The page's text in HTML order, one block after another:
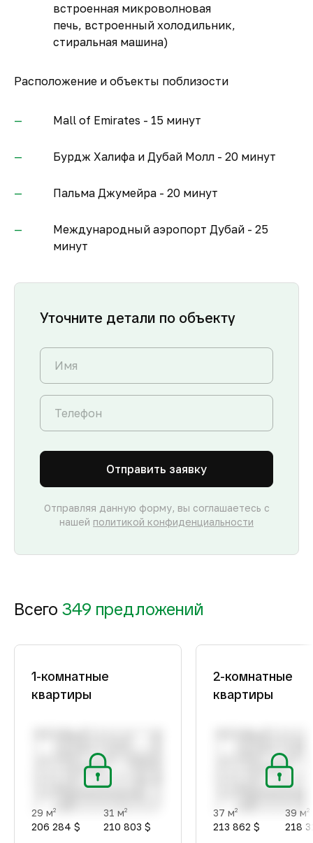
встроенная микроволновая
печь, встроенный холодильник,
стиральная машина)
Расположение и объекты поблизости
Mall of Emirates - 15 минут
Бурдж Халифа и Дубай Молл - 20 минут
Пальма Джумейра - 20 минут
Международный аэропорт Дубай - 25
минут
Уточните детали по объекту
Отправить заявку
Отправляя данную форму, вы соглашаетесь с
нашей политикой конфиденциальности
Всего 349 предложений
1-комнатные
квартиры
29 м2
206 284 $
31 м2
210 803 $
2-комнатные
квартиры
37 м2
213 862 $
39 м2
218